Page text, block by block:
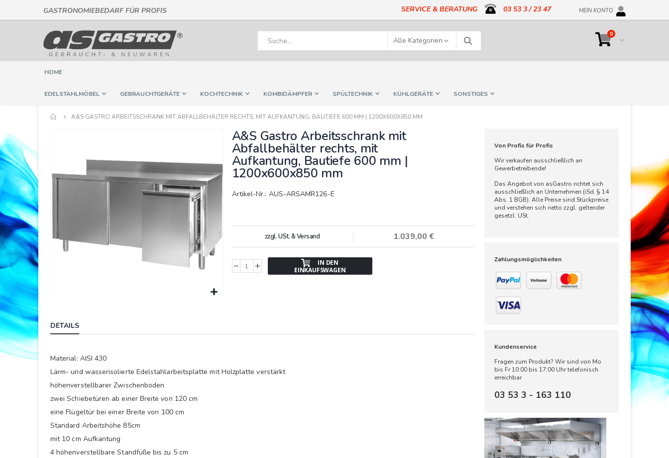
GASTRONOMIEBEDARF FÜR PROFIS
zum
Inhalt
SERVICE & BERATUNG 03 53 3 / 23 47 MEIN KONTO
Cart
0Artikel
Suche
HOME
EDELSTAHLMÖBEL GEBRAUCHTGERÄTE KOCHTECHNIK KOMBIDÄMPFER SPÜLTECHNIK KÜHLGERÄTE SONSTIGES
A&S GASTRO ARBEITSSCHRANK MIT ABFALLBEHÄLTER RECHTS, MIT AUFKANTUNG, BAUTIEFE 600 MM | 1200X600X850 MM
Bildergalerie
Anfang
A&S Gastro Arbeitsschrank mit
Abfallbehälter rechts, mit
Aufkantung, Bautiefe 600 mm |
1200x600x850 mm
Artikel-Nr.: AUS-ARSAMR126-E
1.039,00 €
zzgl. USt. & Versand
IN DEN
EINKAUFSWAGEN
DETAILS
Material: AISI 430
Lärm- und wasserisolierte Edelstahlarbeitsplatte mit Holzplatte verstärkt
höhenverstellbarer Zwischenboden
zwei Schiebetüren ab einer Breite von 120 cm
eine Flügeltür bei einer Breite von 100 cm
Standard Arbeitshöhe 85cm
mit 10 cm Aufkantung
4 höhenverstellbare Standfüße bis zu 5 cm
Von Profis für Profis
Wir verkaufen ausschließlich an
Gewerbetreibende!
Das Angebot von asGastro richtet sich
ausschließlich an Unternehmen (iSd. § 14
Abs. 1 BGB). Alle Preise sind Stückpreise
und verstehen sich netto zzgl. geltender
gesetzl. USt.
Zahlungsmöglichkeiten
Kundenservice
Fragen zum Produkt? Wir sind von Mo
bis Fr 10:00 bis 17:00 Uhr telefonisch
erreichbar
03 53 3 - 163 110